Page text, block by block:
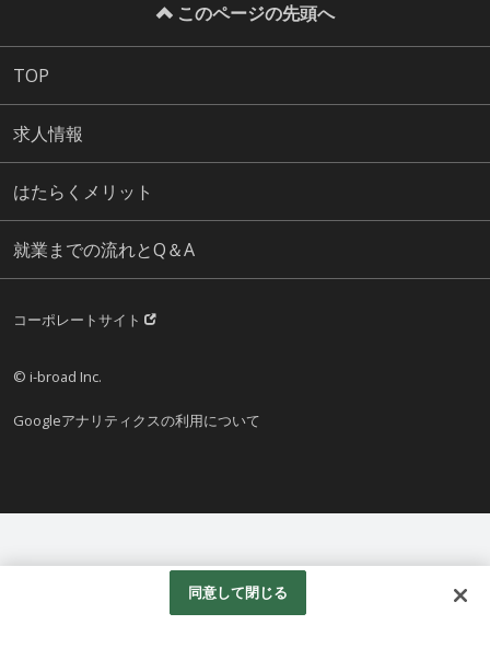
このページの先頭へ
TOP
求人情報
はたらくメリット
就業までの流れとQ＆A
コーポレートサイト
© i-broad Inc.
Googleアナリティクスの利用について
同意して閉じる